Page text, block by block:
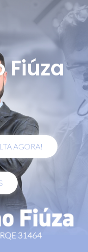
Fiúza
AGORA!